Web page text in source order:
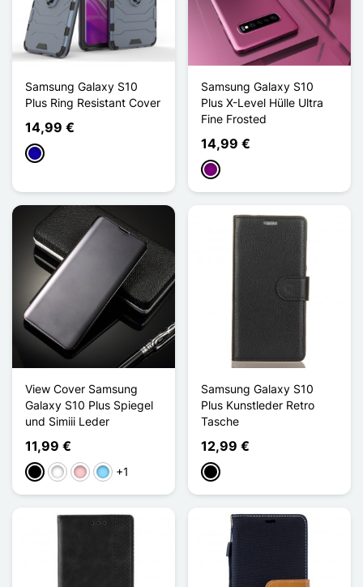
Samsung Galaxy S10
Plus Ring Resistant Cover
14,99 €
Dunkelblau
Samsung Galaxy S10
Plus X-Level Hülle Ultra
Fine Frosted
14,99 €
Violett
View Cover Samsung
Galaxy S10 Plus Spiegel
und Simiii Leder
11,99 €
Schwarz
WeißPinkHellblau
+1
Samsung Galaxy S10
Plus Kunstleder Retro
Tasche
12,99 €
Schwarz